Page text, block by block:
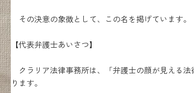
その決意の象徴として、この名を掲げています。
【代表弁護士あいさつ】
クラリア法律事務所は、「弁護士の顔が見える
ります。